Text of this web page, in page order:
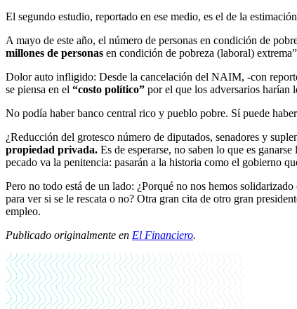
El segundo estudio, reportado en ese medio, es el de la
A mayo de este año, el número de personas en condición de
millones de personas en condición de pobreza (laboral)
Dolor auto infligido: Desde la cancelación del NAIM, -con
se piensa en el “costo político” por el que los adversarios harían
No podía haber banco central rico y pueblo pobre. Sí puede
¿Reducción del grotesco número de diputados, senadores y
propiedad privada. Es de esperarse, no saben lo que es
pecado va la penitencia: pasarán a la historia como el gobierno
Pero no todo está de un lado: ¿Porqué no nos hemos
para ver si se le rescata o no? Otra gran cita de otro gran
empleo.
Publicado originalmente en El Financiero.